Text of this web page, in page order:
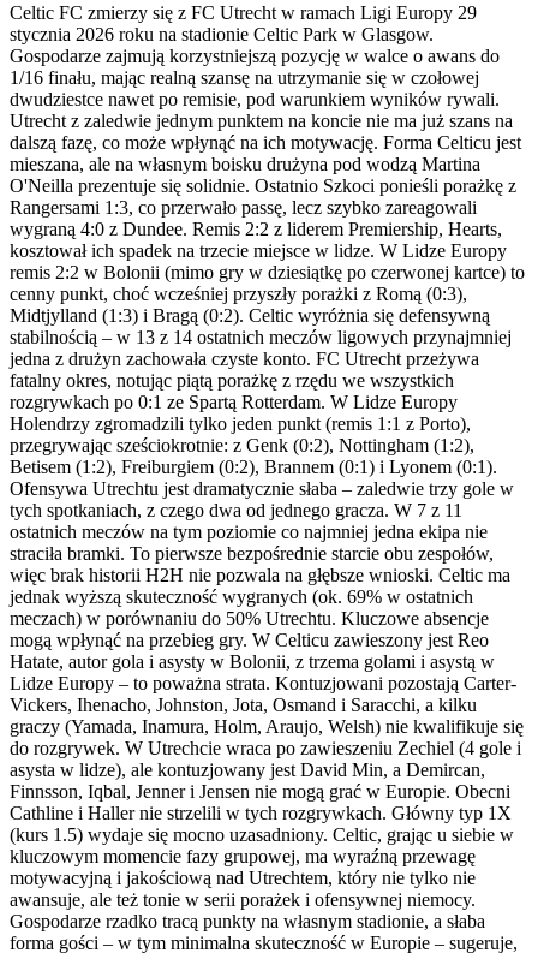
Celtic FC zmierzy się z FC Utrecht w ramach Ligi Europy 29
stycznia 2026 roku na stadionie Celtic Park w Glasgow.
Gospodarze zajmują korzystniejszą pozycję w walce o awans do
1/16 finału, mając realną szansę na utrzymanie się w czołowej
dwudziestce nawet po remisie, pod warunkiem wyników rywali.
Utrecht z zaledwie jednym punktem na koncie nie ma już szans na
dalszą fazę, co może wpłynąć na ich motywację. Forma Celticu jest
mieszana, ale na własnym boisku drużyna pod wodzą Martina
O'Neilla prezentuje się solidnie. Ostatnio Szkoci ponieśli porażkę z
Rangersami 1:3, co przerwało passę, lecz szybko zareagowali
wygraną 4:0 z Dundee. Remis 2:2 z liderem Premiership, Hearts,
kosztował ich spadek na trzecie miejsce w lidze. W Lidze Europy
remis 2:2 w Bolonii (mimo gry w dziesiątkę po czerwonej kartce) to
cenny punkt, choć wcześniej przyszły porażki z Romą (0:3),
Midtjylland (1:3) i Bragą (0:2). Celtic wyróżnia się defensywną
stabilnością – w 13 z 14 ostatnich meczów ligowych przynajmniej
jedna z drużyn zachowała czyste konto. FC Utrecht przeżywa
fatalny okres, notując piątą porażkę z rzędu we wszystkich
rozgrywkach po 0:1 ze Spartą Rotterdam. W Lidze Europy
Holendrzy zgromadzili tylko jeden punkt (remis 1:1 z Porto),
przegrywając sześciokrotnie: z Genk (0:2), Nottingham (1:2),
Betisem (1:2), Freiburgiem (0:2), Brannem (0:1) i Lyonem (0:1).
Ofensywa Utrechtu jest dramatycznie słaba – zaledwie trzy gole w
tych spotkaniach, z czego dwa od jednego gracza. W 7 z 11
ostatnich meczów na tym poziomie co najmniej jedna ekipa nie
straciła bramki. To pierwsze bezpośrednie starcie obu zespołów,
więc brak historii H2H nie pozwala na głębsze wnioski. Celtic ma
jednak wyższą skuteczność wygranych (ok. 69% w ostatnich
meczach) w porównaniu do 50% Utrechtu. Kluczowe absencje
mogą wpłynąć na przebieg gry. W Celticu zawieszony jest Reo
Hatate, autor gola i asysty w Bolonii, z trzema golami i asystą w
Lidze Europy – to poważna strata. Kontuzjowani pozostają Carter-
Vickers, Ihenacho, Johnston, Jota, Osmand i Saracchi, a kilku
graczy (Yamada, Inamura, Holm, Araujo, Welsh) nie kwalifikuje się
do rozgrywek. W Utrechcie wraca po zawieszeniu Zechiel (4 gole i
asysta w lidze), ale kontuzjowany jest David Min, a Demircan,
Finnsson, Iqbal, Jenner i Jensen nie mogą grać w Europie. Obecni
Cathline i Haller nie strzelili w tych rozgrywkach. Główny typ 1X
(kurs 1.5) wydaje się mocno uzasadniony. Celtic, grając u siebie w
kluczowym momencie fazy grupowej, ma wyraźną przewagę
motywacyjną i jakościową nad Utrechtem, który nie tylko nie
awansuje, ale też tonie w serii porażek i ofensywnej niemocy.
Gospodarze rzadko tracą punkty na własnym stadionie, a słaba
forma gości – w tym minimalna skuteczność w Europie – sugeruje,